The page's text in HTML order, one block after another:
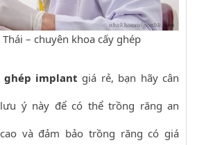
– chuyên khoa cấy ghép
ghép implant giá rẻ, bạn hãy cân
ý này để có thể trồng răng an
và đảm bảo trồng răng có giá